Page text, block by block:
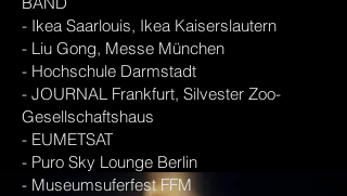
- Ikea Saarlouis, Ikea Kaiserslautern
- Liu Gong, Messe München
- Hochschule Darmstadt
- JOURNAL Frankfurt, Silvester Zoo-
Gesellschaftshaus
- EUMETSAT
- Puro Sky Lounge Berlin
- Museumsuferfest FFM